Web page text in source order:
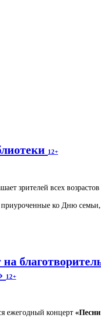
12+
зрителей всех
ко Дню
12+
ежегодный концерт